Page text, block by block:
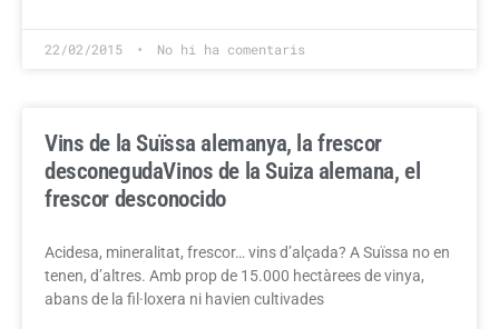
22/02/2015 No hi ha comentaris
Vins de la Suïssa alemanya, la frescor
desconegudaVinos de la Suiza alemana, el
frescor desconocido
Acidesa, mineralitat, frescor… vins d’alçada? A Suïssa no en
tenen, d’altres. Amb prop de 15.000 hectàrees de vinya,
abans de la fil·loxera ni havien cultivades